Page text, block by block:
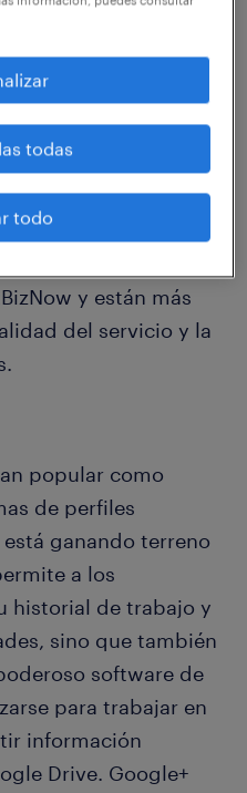
un perfil
de
en
que cobran una
Entre las
y están más
del servicio y la
popular como
de perfiles
ganando terreno
a los
historial de trabajo y
sino que también
software de
para trabajar en
información
Drive. Google+
todas
todo